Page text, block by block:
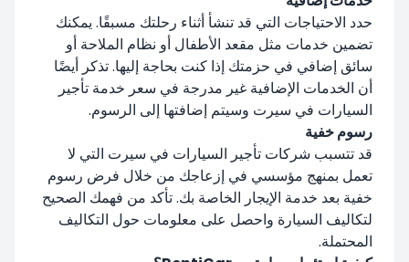
حدد الاحتياجات التي قد تنشأ أثناء رحلتك مسبقًا. يمكنك
تضمين خدمات مثل مقعد الأطفال أو نظام الملاحة أو
سائق إضافي في حزمتك إذا كنت بحاجة إليها. تذكر أيضًا
أن الخدمات الإضافية غير مدرجة في سعر خدمة تأجير
السيارات في سيرت وسيتم إضافتها إلى الرسوم.
رسوم خفية
قد تتسبب شركات تأجير السيارات في سيرت التي لا
تعمل بمنهج مؤسسي في إزعاجك من خلال فرض رسوم
خفية بعد خدمة الإيجار الخاصة بك. تأكد من فهمك الصحيح
لتكاليف السيارة واحصل على معلومات حول التكاليف
المحتملة.